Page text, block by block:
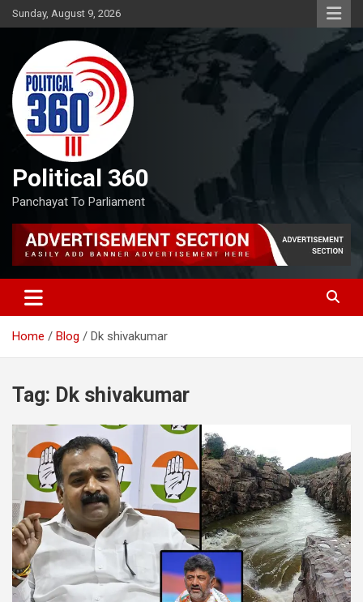
Skip
to
Sunday, August 9, 2026
Political 360
Panchayat To Parliament
Home Blog Dk shivakumar
Tag: Dk shivakumar